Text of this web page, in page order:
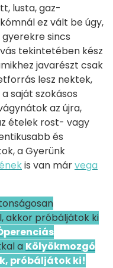
lusta, gaz-
ez vált be úgy,
gyerekre sincs
tekintetében kész
javarészt csak
lesz nektek,
saját szokásos
az újra,
ételek rost- vagy
és
a Gyerünk
is van márvega
akkor próbáljátok ki
a Kölyökmozgó
próbáljátok ki!